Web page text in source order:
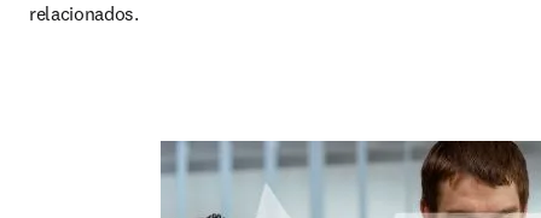
relacionados.